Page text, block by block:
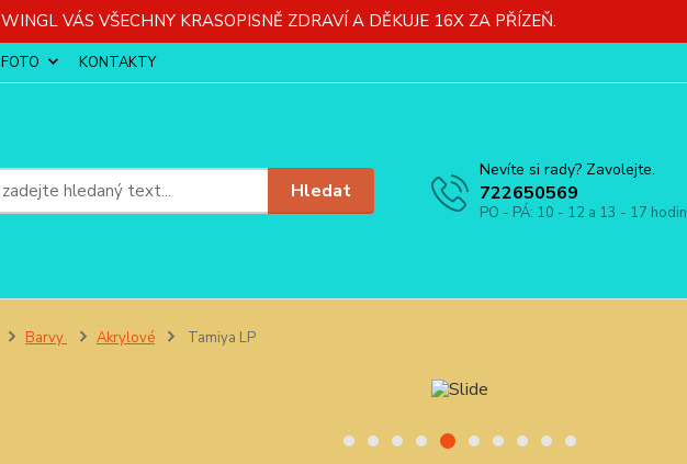
WINGL VÁS VŠECHNY KRASOPISNĚ ZDRAVÍ A DĚKUJE 16X ZA PŘÍZEŇ.
FOTO KONTAKTY
Hledat
Nevíte si rady? Zavolejte.
722650569
PO - PÁ: 10 - 12 a 13 - 17 hodin
Barvy Akrylové Tamiya LP